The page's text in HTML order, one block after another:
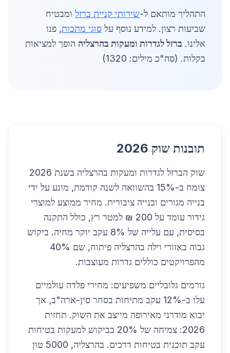
התהליך מותאם ל-שירותי קניית ברזל ומבטיח
שביעות רצון. למידע נוסף על סוגי מתכות, פנו
אלינו. ברזל לגדרות ומעקות בהרצליה הופך למציאות
בקלות. (סה"כ מילים: 1320)
תובנות שוק 2026
שוק הברזל לגדרות ומעקות בהרצליה בשנת 2026
צומח ב-15% בהשוואה לשנה קודמת, מונע על ידי
בנייה מגורים ובנייה ציבורית. מחיר ממוצע למוצרי
גידור עומד על 200 ₪ למטר רץ, כולל התקנה
בסיסית, עם עלייה של 8% עקב יוקר מחיה. ביקוש
גבוה באזורי וילה בהרצליה פיתוח, שם 40%
מהפרויקטים כוללים גדרות מעוצבות.
גורמים גלובליים משפיעים: מחירי פלדה עולמיים
עלו ב-12% עקב מתיחות בסחר סין-ארה"ב, אך
יבוא מודרני מאירופה מייצב את השוק. תחזית
2026: צמיחה של 20% בביקוש למעקות בטיחות
עקב תוכנית בטיחות דרכים. בהרצליה, 5000 טון